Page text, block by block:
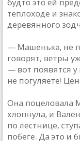
будто это ей
теплоходе и
деревянного
— Машенька, не
говорят, ветры
— вот появятся у
не погуляете!
Она поцеловала
хлопнула, и
по лестнице,
побеге. Да это и